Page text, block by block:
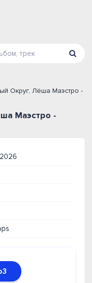
Округ, Лёша Маэстро -
Маэстро -